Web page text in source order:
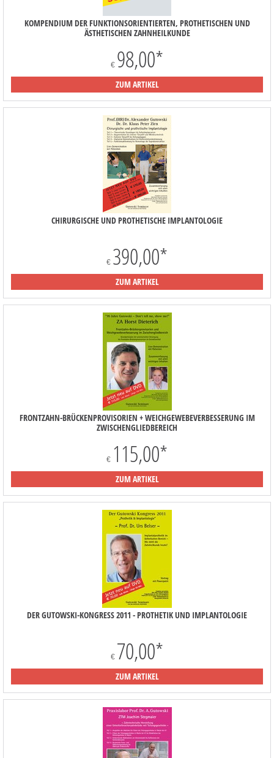
KOMPENDIUM DER FUNKTIONSORIENTIERTEN, PROTHETISCHEN UND
ÄSTHETISCHEN ZAHNHEILKUNDE
€ 98,00*
ZUM ARTIKEL
CHIRURGISCHE UND PROTHETISCHE IMPLANTOLOGIE
€ 390,00*
ZUM ARTIKEL
FRONTZAHN-BRÜCKENPROVISORIEN + WEICHGEWEBEVERBESSERUNG IM
ZWISCHENGLIEDBEREICH
€ 115,00*
ZUM ARTIKEL
DER GUTOWSKI-KONGRESS 2011 - PROTHETIK UND IMPLANTOLOGIE
€ 70,00*
ZUM ARTIKEL